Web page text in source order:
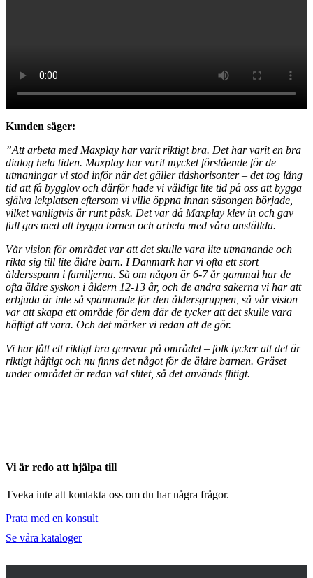
Kunden säger:
”Att arbeta med Maxplay har varit riktigt bra. Det har varit en bra
dialog hela tiden. Maxplay har varit mycket förstående för de
utmaningar vi stod inför när det gäller tidshorisonter – det tog lång
tid att få bygglov och därför hade vi väldigt lite tid på oss att bygga
själva lekplatsen eftersom vi ville öppna innan säsongen började,
vilket vanligtvis är runt påsk. Det var då Maxplay klev in och gav
full gas med att bygga tornen och arbeta med våra anställda.
Vår vision för området var att det skulle vara lite utmanande och
rikta sig till lite äldre barn. I Danmark har vi ofta ett stort
åldersspann i familjerna. Så om någon är 6-7 år gammal har de
ofta äldre syskon i åldern 12-13 år, och de andra sakerna vi har att
erbjuda är inte så spännande för den åldersgruppen, så vår vision
var att skapa ett område för dem där de tycker att det skulle vara
häftigt att vara. Och det märker vi redan att de gör.
Vi har fått ett riktigt bra gensvar på området – folk tycker att det är
riktigt häftigt och nu finns det något för de äldre barnen. Gräset
under området är redan väl slitet, så det används flitigt.
Vi är redo att hjälpa till
Tveka inte att kontakta oss om du har några frågor.
Prata med en konsult
Se våra kataloger